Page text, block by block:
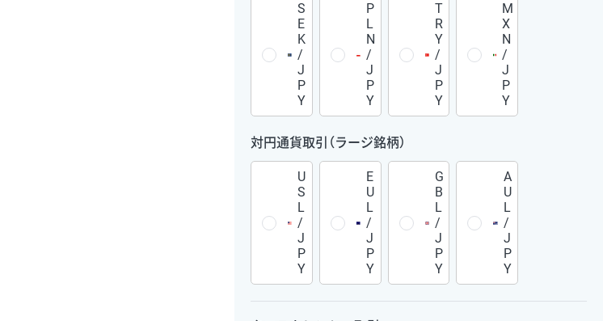
S
E
K
/
J
P
Y
P
L
N
/
J
P
Y
T
R
Y
/
J
P
Y
M
X
N
/
J
P
Y
対円通貨取引（ラージ銘柄）
U
S
L
/
J
P
Y
E
U
L
/
J
P
Y
G
B
L
/
J
P
Y
A
U
L
/
J
P
Y